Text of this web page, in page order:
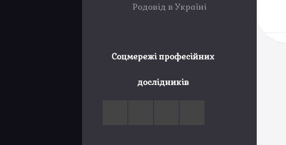
Родовід в Україні
Соцмережі професійних
дослідників